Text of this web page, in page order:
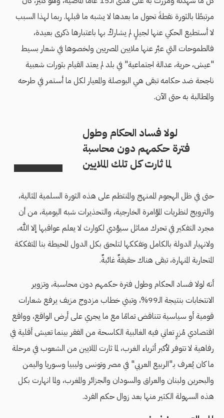
مرتبطًا بالثورة نقطةَ تحول ما بعدها لا يشبه ما قبلها. ربما لهذا السبب
لا أستطيع الحكي عنها لجيلٍ لم يشاركْ بها باعتبارها ذكرى بعيدة،
فالطموحات التي عبَّر عنها ملايين المصريين ولخصوها في شعار بسيط
"عيش، حرية، عدالة اجتماعية" في بلد لم يعتد القيام بثورات شعبية
ناجحة ضد حكامه تبقى هي البوصلة والمعيار لكل ما أستمر في طرحه
والمطالبة به حتى الآن.
لولا فساد الحكام وطول
فترة حكمهم دون محاسبة
لما ثارت كل تلك الملايين
حتى في ظل الهجوم الممنهج والمنتظم على هذه الثورة السلمية المثالية،
والترويج لنظريات المؤامرة الخارجية، والتحذيرات شبه اليومية، من أن
مجرد التفكير في تحرك مماثل سيؤدي لكوارث لا يعلم عواقبها إلا الله،
ولانهيار الدولة بالكامل وتفككها لتلحق بكل الدول المحيطة بنا المتفككة
المتحاربة المنهارة، تبقى هناك حقيقةٌ غائبةٌ.
أنه لولا فساد الحكام وطول فترة حكمهم دون محاسبة، وتزوير
الانتخابات بنتيجة الـ99%، وتبني خطاب مزدوج مزيف يرفع شعارات
قومية أو سياسية تتناقض تمامًا مع ما يجري على أرض الواقع، وواقع
اقتصادي مُزرٍ تعاني فيه الغالبية الكاسحة من الفقر بينما تعيش أقلية في
رفاهية لا تتوفر لأكبر أثرياء الغرب، لما ثارت الملايين من الشعوب في مرحلة
ما كان يُعرف بـ"الربيع العربي" في مصر وتونس وليبيا وسوريا واليمن
والبحرين ولبنان والعراق والسودان والجزائر والمغرب، ولما انهارت بكل
هذه السهولة الكثير منها بعد زوال حكم الفرد.